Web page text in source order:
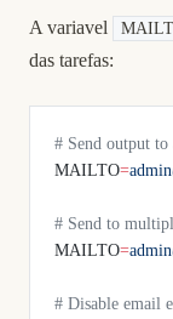
A variavel
das tarefas:
# Send output to
MAILTO=
# Send to
MAILTO=
# Disable email